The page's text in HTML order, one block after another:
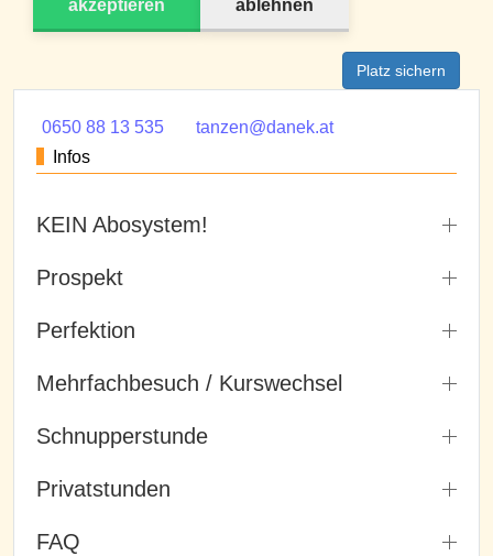
akzeptieren ablehnen
Platz sichern
0650 88 13 535
tanzen@danek.at
Infos
KEIN Abosystem!
Prospekt
Perfektion
Mehrfachbesuch / Kurswechsel
Schnupperstunde
Privatstunden
FAQ